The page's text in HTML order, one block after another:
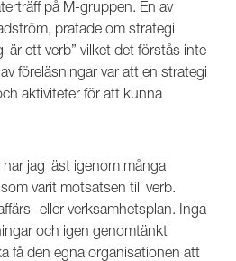
på M-gruppen. En av
pratade om strategi
är ett verb” vilket det förstås inte
föreläsningar var att en strategi
aktiviteter för att kunna
jag läst igenom många
varit motsatsen till verb.
eller verksamhetsplan. Inga
och igen genomtänkt
få den egna organisationen att